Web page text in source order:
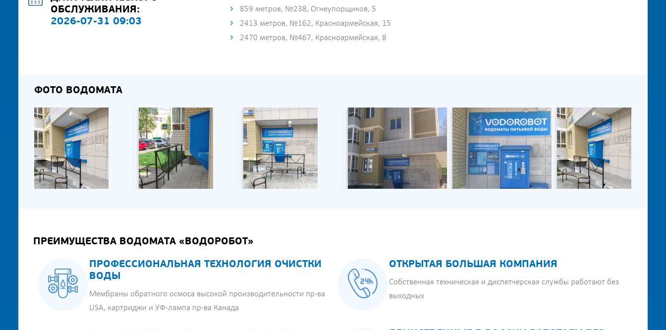
ОБСЛУЖИВАНИЯ:
2026-07-31 09:03
859 метров, №238, Огнеупорщиков, 5
2413 метров, №162, Красноармейская, 15
2470 метров, №467, Красноармейская, 8
ФОТО ВОДОМАТА
ПРЕИМУЩЕСТВА ВОДОМАТА «ВОДОРОБОТ»
ПРОФЕССИОНАЛЬНАЯ ТЕХНОЛОГИЯ ОЧИСТКИ
ВОДЫ
Мембраны обратного осмоса высокой производительности пр-ва
USA, картриджи и УФ-лампа пр-ва Канада
ОТКРЫТАЯ БОЛЬШАЯ КОМПАНИЯ
Собственная техническая и диспетчерская службы работают без
выходных